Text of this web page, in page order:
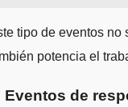
tipo de eventos no
potencia el
Eventos de